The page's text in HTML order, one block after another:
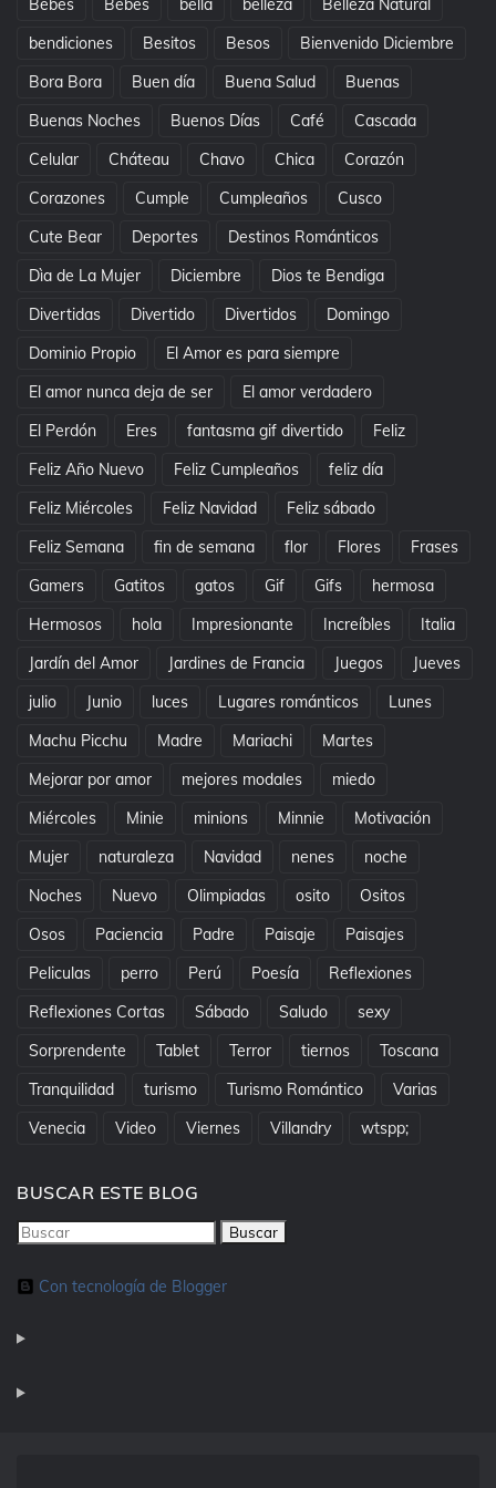
Bebes Bebés bella belleza
Belleza Natural
bendiciones
Besitos Besos
Bienvenido Diciembre
Bora Bora
Buen día Buena Salud
Buenas
Buenas Noches
Buenos Días Café
Cascada
Celular
Cháteau Chavo Chica
Corazón
Corazones
Cumple Cumpleaños
Cusco
Cute Bear
Deportes
Destinos Románticos
Dìa de La Mujer
Diciembre
Dios te Bendiga
Divertidas
Divertido Divertidos
Domingo
Dominio Propio
El Amor es para siempre
El amor nunca deja de ser
El amor verdadero
El Perdón
Eres fantasma gif divertido
Feliz
Feliz Año Nuevo
Feliz Cumpleaños
feliz día
Feliz Miércoles
Feliz Navidad
Feliz sábado
Feliz Semana
fin de semana flor Flores
Frases
Gamers
Gatitos gatos Gif Gifs
hermosa
Hermosos
hola Impresionante Increíbles
Italia
Jardín del Amor
Jardines de Francia Juegos
Jueves
julio
Junio luces Lugares románticos
Lunes
Machu Picchu
Madre Mariachi
Martes
Mejorar por amor
mejores modales
miedo
Miércoles
Minie minions Minnie
Motivación
Mujer
naturaleza Navidad nenes
noche
Noches
Nuevo Olimpiadas osito
Ositos
Osos
Paciencia Padre Paisaje
Paisajes
Peliculas
perro Perú Poesía
Reflexiones
Reflexiones Cortas
Sábado Saludo
sexy
Sorprendente
Tablet Terror tiernos
Toscana
Tranquilidad
turismo Turismo Romántico
Varias
Venecia
Video Viernes Villandry wtspp;
BUSCAR ESTE BLOG
Con tecnología de Blogger